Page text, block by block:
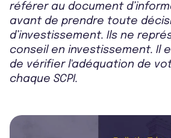
référer au document
avant de prendre toute
d’investissement. Ils ne
conseil en investissement. Il
de vérifier l'adéquation de
chaque SCPI.